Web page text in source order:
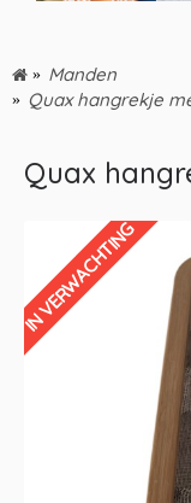
Manden
Quax hangrekje
IN VERWACHTING